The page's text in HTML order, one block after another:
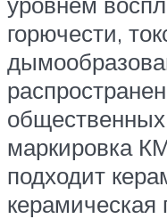
горючести,
маркировка
подходит
керамическая